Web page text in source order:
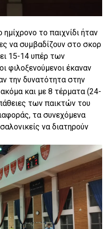
το παιχνίδι ήταν
να συμβαδίζουν στο σκορ
15-14 υπέρ των
φιλοξενούμενοι έκαναν
την δυνατότητα στην
και με 8 τέρματα (24-
των παικτών του
τα συνεχόμενα
να διατηρούν